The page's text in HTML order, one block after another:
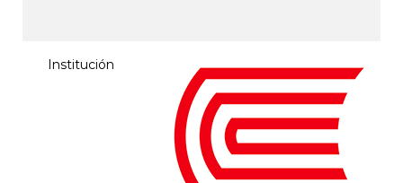
Institución